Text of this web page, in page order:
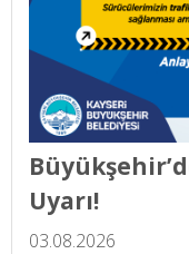
Uyarı!
03.08.2026